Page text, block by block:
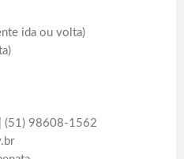
ida ou volta)
(51) 98608-1562